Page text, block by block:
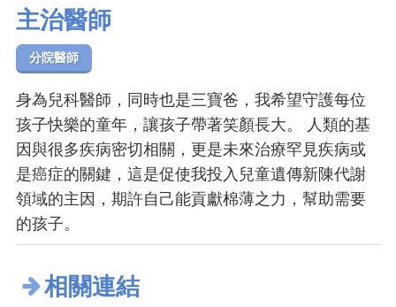
主治醫師
分院醫師
身為兒科醫師，同時也是三寶爸，我希望守護每位
孩子快樂的童年，讓孩子帶著笑顏長大。 人類的基
因與很多疾病密切相關，更是未來治療罕見疾病或
是癌症的關鍵，這是促使我投入兒童遺傳新陳代謝
領域的主因，期許自己能貢獻棉薄之力，幫助需要
的孩子。
相關連結